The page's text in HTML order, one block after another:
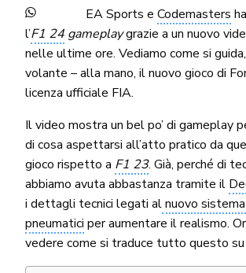
EA Sports e Codemasters
l’F1 24gameplaygrazie a un nuovo
nelle ultime ore. Vediamo come si
volante – alla mano, il nuovo gioco di
licenza ufficiale FIA.
Il video mostra un bel po’ di gameplay
di cosa aspettarsi all’atto pratico da
gioco rispetto a F1 23. Già, perché di
abbiamo avuta abbastanza tramite il
i dettagli tecnici legati alnuovo
pneumatici per aumentare il realismo.
vedere come si traduce tutto questo